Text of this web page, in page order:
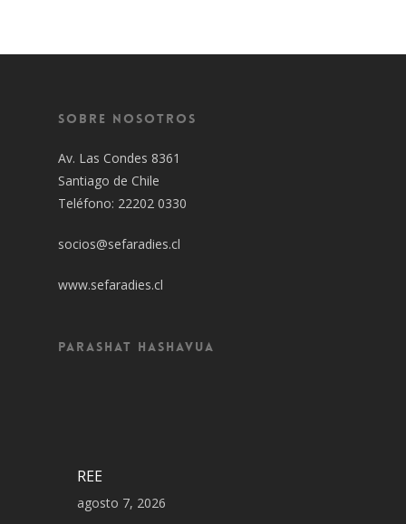
Sobre Nosotros
Av. Las Condes 8361
Santiago de Chile
Teléfono: 22202 0330
socios@sefaradies.cl
www.sefaradies.cl
Parashat Hashavua
REE
agosto 7, 2026